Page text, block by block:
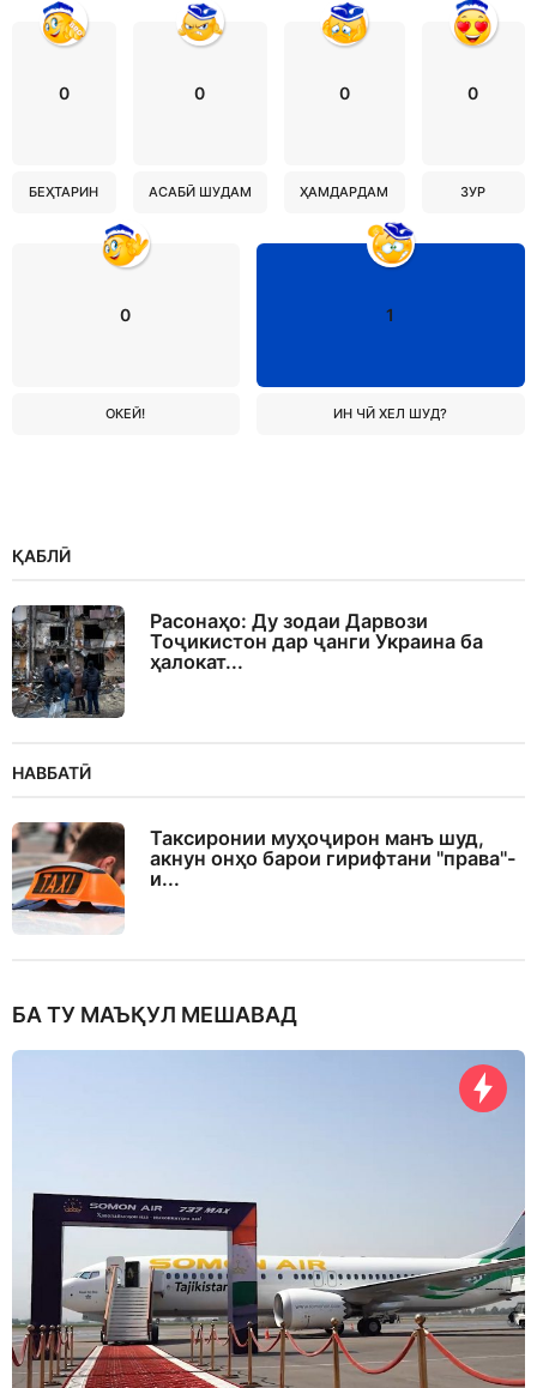
0
БЕҲТАРИН
0
АСАБӢ ШУДАМ
0
ҲАМДАРДАМ
0
ЗУР
0
ОКЕЙ!
1
ИН ЧӢ ХЕЛ ШУД?
ҚАБЛӢ
Расонаҳо: Ду зодаи Дарвози
Тоҷикистон дар ҷанги Украина ба
ҳалокат...
НАВБАТӢ
Таксиронии муҳоҷирон манъ шуд,
акнун онҳо барои гирифтани "права"-
и...
БА ТУ МАЪҚУЛ МЕШАВАД